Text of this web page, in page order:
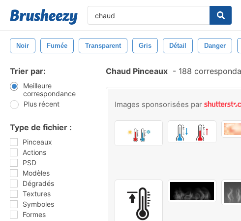
Noir Fumée Transparent Gris Détail Danger
Trier par:
Meilleure
correspondance
Plus récent
Type de fichier :
Pinceaux
Actions
PSD
Modèles
Dégradés
Textures
Symboles
Formes
Chaud Pinceaux - 188
Images sponsorisées par